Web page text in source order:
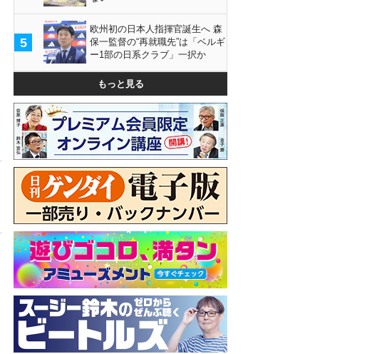
5
欧州初の日本人指揮官誕生へ 森
保一監督の“再就職先”は「ベルギ
ー1部の日系クラブ」一択か
もっと見る